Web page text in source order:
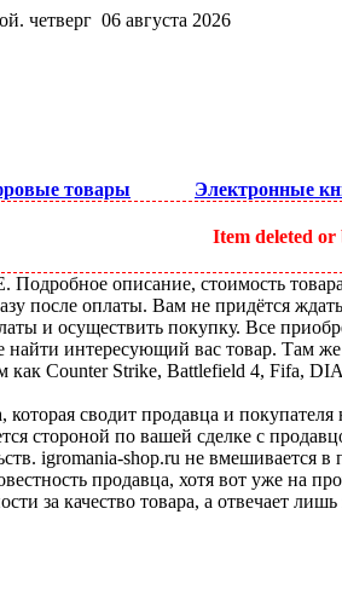
четверг 06 августа 2026
товары Электронные
Item deleted or
описание, стоимость
после оплаты. Вам не придётся
и осуществить покупку. Все
интересующий вас товар. Там
Counter Strike, Battlefield 4, Fifa,
сводит продавца и
стороной по вашей сделке с
igromania-shop.ru не
продавца, хотя вот уже
за качество товара, а отвечает